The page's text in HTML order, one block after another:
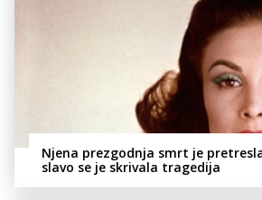
Njena prezgodnja smrt je
slavo se je skrivala tragedija